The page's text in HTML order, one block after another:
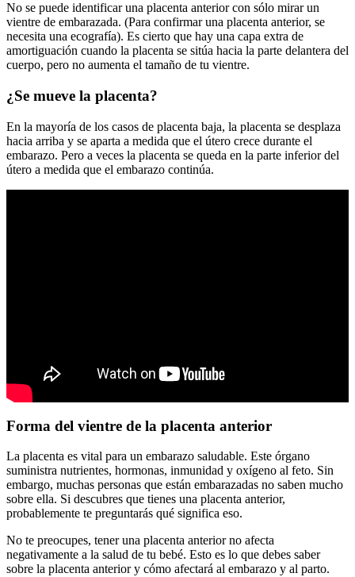
No se puede identificar una placenta anterior con sólo mirar un
vientre de embarazada. (Para confirmar una placenta anterior, se
necesita una ecografía). Es cierto que hay una capa extra de
amortiguación cuando la placenta se sitúa hacia la parte delantera del
cuerpo, pero no aumenta el tamaño de tu vientre.
¿Se mueve la placenta?
En la mayoría de los casos de placenta baja, la placenta se desplaza
hacia arriba y se aparta a medida que el útero crece durante el
embarazo. Pero a veces la placenta se queda en la parte inferior del
útero a medida que el embarazo continúa.
Forma del vientre de la placenta anterior
La placenta es vital para un embarazo saludable. Este órgano
suministra nutrientes, hormonas, inmunidad y oxígeno al feto. Sin
embargo, muchas personas que están embarazadas no saben mucho
sobre ella. Si descubres que tienes una placenta anterior,
probablemente te preguntarás qué significa eso.
No te preocupes, tener una placenta anterior no afecta
negativamente a la salud de tu bebé. Esto es lo que debes saber
sobre la placenta anterior y cómo afectará al embarazo y al parto.